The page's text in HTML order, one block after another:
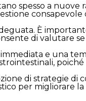
spesso a nuove
consapevole
È
di valutare
e una
di strategie di
per migliorare